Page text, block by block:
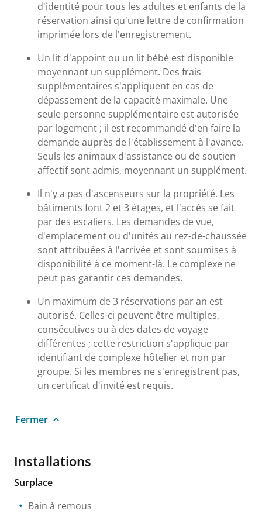
d'identité pour tous les adultes et enfants de la
réservation ainsi qu'une lettre de confirmation
imprimée lors de l'enregistrement.
Un lit d'appoint ou un lit bébé est disponible
moyennant un supplément. Des frais
supplémentaires s'appliquent en cas de
dépassement de la capacité maximale. Une
seule personne supplémentaire est autorisée
par logement ; il est recommandé d'en faire la
demande auprès de l'établissement à l'avance.
Seuls les animaux d'assistance ou de soutien
affectif sont admis, moyennant un supplément.
Il n'y a pas d'ascenseurs sur la propriété. Les
bâtiments font 2 et 3 étages, et l'accès se fait
par des escaliers. Les demandes de vue,
d'emplacement ou d'unités au rez-de-chaussée
sont attribuées à l'arrivée et sont soumises à
disponibilité à ce moment-là. Le complexe ne
peut pas garantir ces demandes.
Un maximum de 3 réservations par an est
autorisé. Celles-ci peuvent être multiples,
consécutives ou à des dates de voyage
différentes ; cette restriction s'applique par
identifiant de complexe hôtelier et non par
groupe. Si les membres ne s'enregistrent pas,
un certificat d'invité est requis.
Fermer
Installations
Surplace
Bain à remous